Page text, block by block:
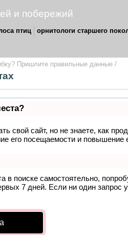
и побережий
птиц орнитологи старшего
Пришлите правильные данные /
свой сайт, но не знаете, как
его посещаемости и повышение
в поиске самостоятельно,
7 дней. Если ни один запрос